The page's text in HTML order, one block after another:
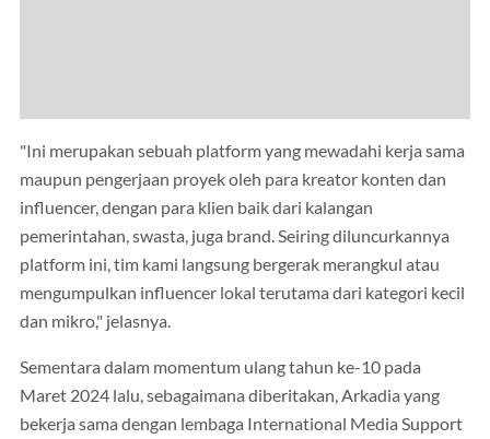
"Ini merupakan sebuah platform yang mewadahi kerja sama
maupun pengerjaan proyek oleh para kreator konten dan
influencer, dengan para klien baik dari kalangan
pemerintahan, swasta, juga brand. Seiring diluncurkannya
platform ini, tim kami langsung bergerak merangkul atau
mengumpulkan influencer lokal terutama dari kategori kecil
dan mikro," jelasnya.
Sementara dalam momentum ulang tahun ke-10 pada
Maret 2024 lalu, sebagaimana diberitakan, Arkadia yang
bekerja sama dengan lembaga International Media Support